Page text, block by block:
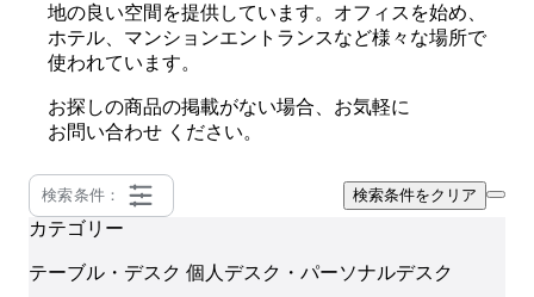
地の良い空間を提供しています。オフィスを始め、
ホテル、マンションエントランスなど様々な場所で
使われています。
お探しの商品の掲載がない場合、お気軽に
お問い合わせ ください。
検索条件： 検索条件をクリア
カテゴリー
テーブル・デスク 個人デスク・パーソナルデスク